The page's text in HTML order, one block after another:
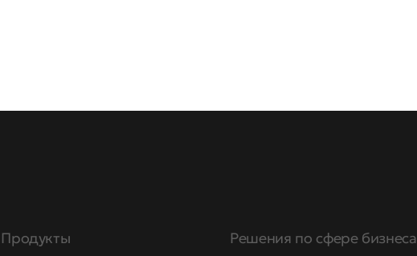
Продукты Решения по сфере бизнеса